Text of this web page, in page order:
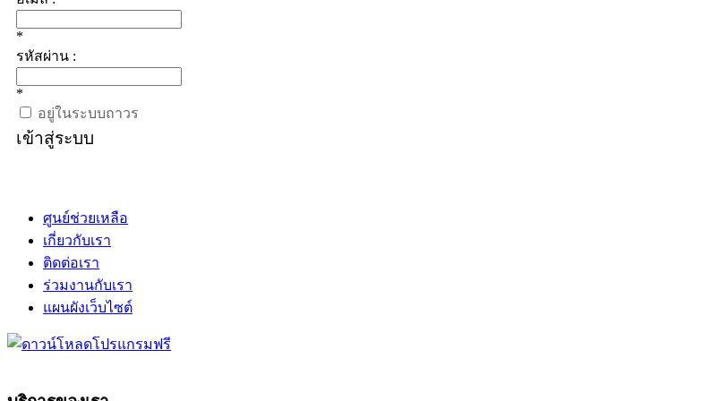
*
รหัสผ่าน :
*
อยู่ในระบบถาวร
เข้าสู่ระบบ
ศูนย์ช่วยเหลือ
เกี่ยวกับเรา
ติดต่อเรา
ร่วมงานกับเรา
แผนผังเว็บไซต์